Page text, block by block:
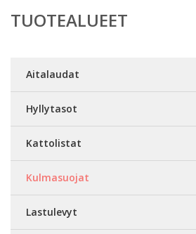
TUOTEALUEET
Aitalaudat
Hyllytasot
Kattolistat
Kulmasuojat
Lastulevyt